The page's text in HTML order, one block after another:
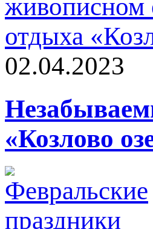
02.04.2023
«Козлово